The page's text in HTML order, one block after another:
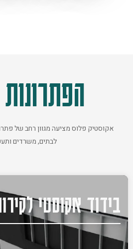
אקוסטיק פלוס מציעה מגוון רחב של
לבתים, משרדים
בידוד אקוסטי